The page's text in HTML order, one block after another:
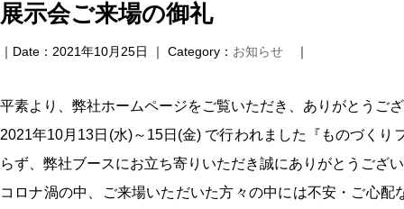
展示会ご来場の御礼
｜Date：2021年10月25日 ｜ Category： お知らせ
平素より、弊社ホームページをご覧いただき、ありがとうご
2021年10月13日(水)～15日(金) で行われました『ものづくり
らず、弊社ブースにお立ち寄りいただき誠にありがとうござ
コロナ渦の中、ご来場いただいた方々の中には不安・ご心